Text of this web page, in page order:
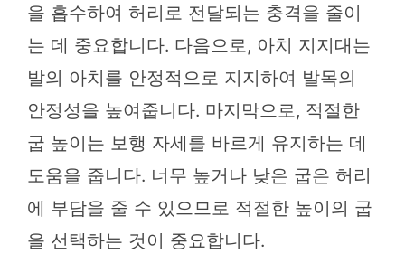
을 흡수하여 허리로 전달되는 충격을 줄이
는 데 중요합니다. 다음으로, 아치 지지대는
발의 아치를 안정적으로 지지하여 발목의
안정성을 높여줍니다. 마지막으로, 적절한
굽 높이는 보행 자세를 바르게 유지하는 데
도움을 줍니다. 너무 높거나 낮은 굽은 허리
에 부담을 줄 수 있으므로 적절한 높이의 굽
을 선택하는 것이 중요합니다.